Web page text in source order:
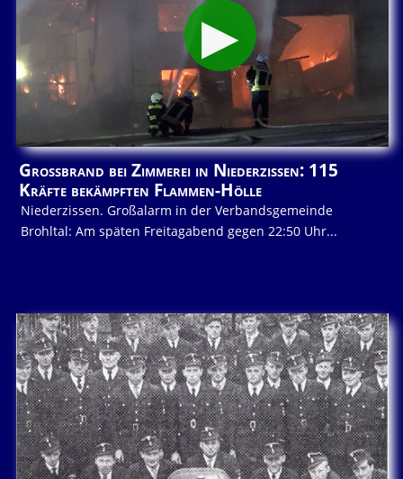
Großbrand bei Zimmerei in Niederzissen: 115
Kräfte bekämpften Flammen-Hölle
Niederzissen. Großalarm in der Verbandsgemeinde
Brohltal: Am späten Freitagabend gegen 22:50 Uhr...